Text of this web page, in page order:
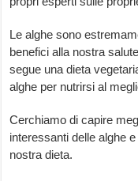
Le alghe sono
benefici alla nostra
segue una dieta
alghe per nutrirsi al
Cerchiamo di capire
interessanti delle alghe
nostra dieta.